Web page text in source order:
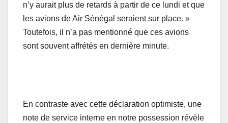
n’y aurait plus de retards à partir de ce lundi et que
les avions de Air Sénégal seraient sur place. »
Toutefois, il n’a pas mentionné que ces avions
sont souvent affrétés en dernière minute.
En contraste avec cette déclaration optimiste, une
note de service interne en notre possession révèle